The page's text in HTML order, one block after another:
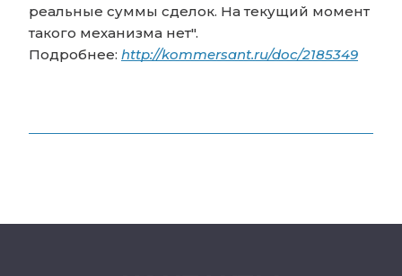
реальные суммы сделок. На текущий момент
такого механизма нет".
Подробнее: http://kommersant.ru/doc/2185349